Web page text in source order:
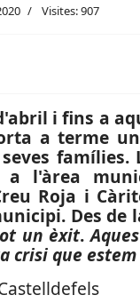
Visites: 907
i fins a
a terme
a l'àrea
Roja i
Des de
un èxit.
crisi que